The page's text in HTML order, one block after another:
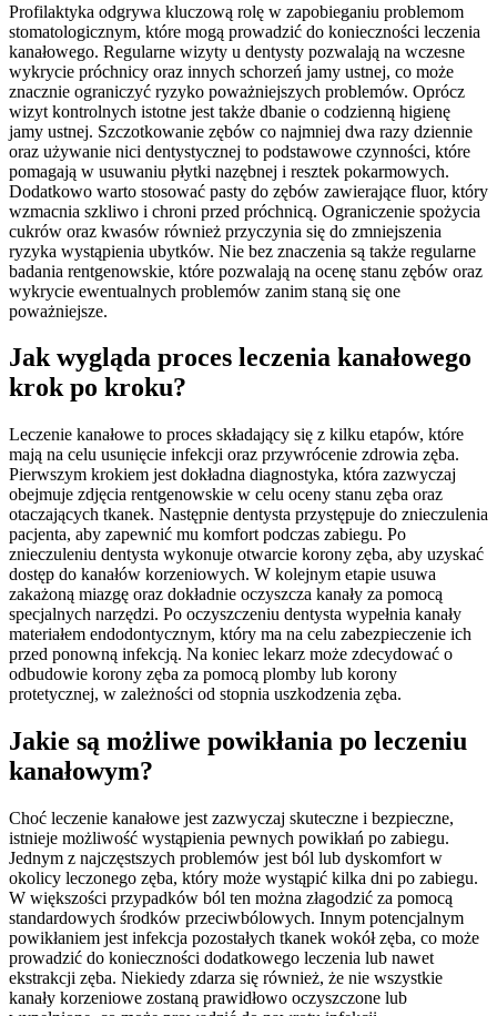
Profilaktyka odgrywa kluczową rolę w zapobieganiu problemom
stomatologicznym, które mogą prowadzić do konieczności leczenia
kanałowego. Regularne wizyty u dentysty pozwalają na wczesne
wykrycie próchnicy oraz innych schorzeń jamy ustnej, co może
znacznie ograniczyć ryzyko poważniejszych problemów. Oprócz
wizyt kontrolnych istotne jest także dbanie o codzienną higienę
jamy ustnej. Szczotkowanie zębów co najmniej dwa razy dziennie
oraz używanie nici dentystycznej to podstawowe czynności, które
pomagają w usuwaniu płytki nazębnej i resztek pokarmowych.
Dodatkowo warto stosować pasty do zębów zawierające fluor, który
wzmacnia szkliwo i chroni przed próchnicą. Ograniczenie spożycia
cukrów oraz kwasów również przyczynia się do zmniejszenia
ryzyka wystąpienia ubytków. Nie bez znaczenia są także regularne
badania rentgenowskie, które pozwalają na ocenę stanu zębów oraz
wykrycie ewentualnych problemów zanim staną się one
poważniejsze.
Jak wygląda proces leczenia kanałowego
krok po kroku?
Leczenie kanałowe to proces składający się z kilku etapów, które
mają na celu usunięcie infekcji oraz przywrócenie zdrowia zęba.
Pierwszym krokiem jest dokładna diagnostyka, która zazwyczaj
obejmuje zdjęcia rentgenowskie w celu oceny stanu zęba oraz
otaczających tkanek. Następnie dentysta przystępuje do znieczulenia
pacjenta, aby zapewnić mu komfort podczas zabiegu. Po
znieczuleniu dentysta wykonuje otwarcie korony zęba, aby uzyskać
dostęp do kanałów korzeniowych. W kolejnym etapie usuwa
zakażoną miazgę oraz dokładnie oczyszcza kanały za pomocą
specjalnych narzędzi. Po oczyszczeniu dentysta wypełnia kanały
materiałem endodontycznym, który ma na celu zabezpieczenie ich
przed ponowną infekcją. Na koniec lekarz może zdecydować o
odbudowie korony zęba za pomocą plomby lub korony
protetycznej, w zależności od stopnia uszkodzenia zęba.
Jakie są możliwe powikłania po leczeniu
kanałowym?
Choć leczenie kanałowe jest zazwyczaj skuteczne i bezpieczne,
istnieje możliwość wystąpienia pewnych powikłań po zabiegu.
Jednym z najczęstszych problemów jest ból lub dyskomfort w
okolicy leczonego zęba, który może wystąpić kilka dni po zabiegu.
W większości przypadków ból ten można złagodzić za pomocą
standardowych środków przeciwbólowych. Innym potencjalnym
powikłaniem jest infekcja pozostałych tkanek wokół zęba, co może
prowadzić do konieczności dodatkowego leczenia lub nawet
ekstrakcji zęba. Niekiedy zdarza się również, że nie wszystkie
kanały korzeniowe zostaną prawidłowo oczyszczone lub